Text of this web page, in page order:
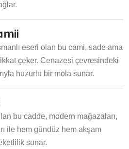
eseri olan bu cami, sade ama
çeker. Cenazesi çevresindeki
huzurlu bir mola sunar.
bu cadde, modern mağazaları,
ile hem gündüz hem akşam
sunar.